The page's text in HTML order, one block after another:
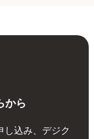
から
し込み、デジク